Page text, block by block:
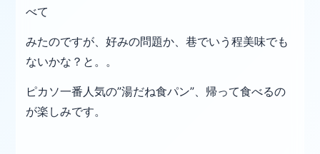
べて
みたのですが、好みの問題か、巷でいう程美味でも
ないかな？と。。
ピカソ一番人気の”湯だね食パン”、帰って食べるの
が楽しみです。